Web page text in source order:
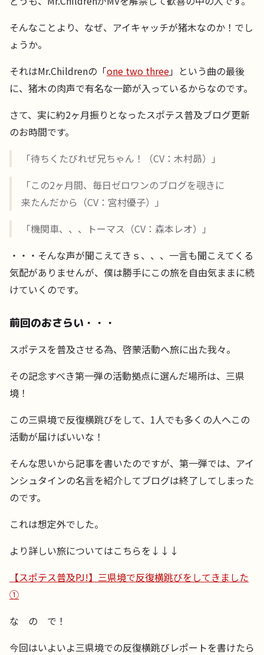
そんなことより、なぜ、アイキャッチが猪木なのか！でし
ょうか。
それはMr.Childrenの「one two three」という曲の最後
に、猪木の肉声で有名な一節が入っているからなのです。
さて、実に約2ヶ月振りとなったスポテス普及ブログ更新
のお時間です。
「待ちくたびれぜ兄ちゃん！（CV：木村昴）」
「この2ヶ月間、毎日ゼロワンのブログを覗きに
来たんだから（CV：宮村優子）」
「機関車、、、トーマス（CV：森本レオ）」
・・・そんな声が聞こえてきｓ、、、一言も聞こえてくる
気配がありませんが、僕は勝手にこの旅を自由気ままに続
けていくのです。
前回のおさらい・・・
スポテスを普及させる為、啓蒙活動へ旅に出た我々。
その記念すべき第一弾の活動拠点に選んだ場所は、三県
境！
この三県境で反復横跳びをして、1人でも多くの人へこの
活動が届けばいいな！
そんな思いから記事を書いたのですが、第一弾では、アイ
ンシュタインの名言を紹介してブログは終了してしまった
のです。
これは想定外でした。
より詳しい旅についてはこちらを↓↓↓
【スポテス普及PJ!】三県境で反復横跳びをしてきました
①
な の で！
今回はいよいよ三県境での反復横跳びレポートを書けたら